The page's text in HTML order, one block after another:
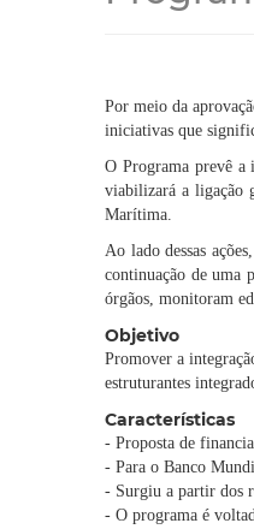
Por meio da
iniciativas que
O Programa prevê a
viabilizará a ligação
Marítima.
Ao lado dessas
continuação de uma
órgãos, monitoram
Objetivo
Promover a
estruturantes
Características
- Proposta de
- Para o Banco
- Surgiu a partir dos
- O programa é